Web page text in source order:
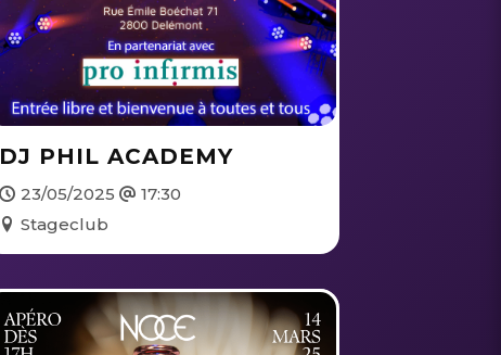
DJ PHIL ACADEMY
23/05/2025
17:30
Stageclub